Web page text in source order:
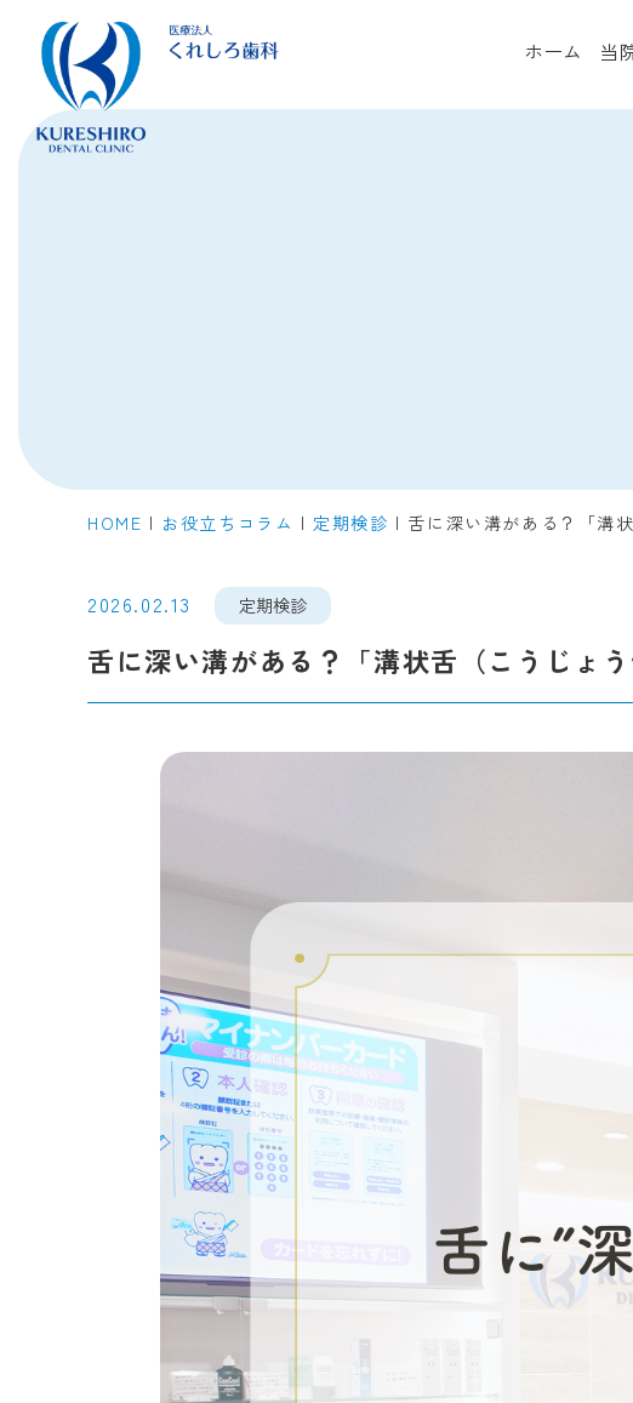
ホーム 当
入れ歯治療
HOME | お役立ちコラム | 定期検診 | 舌に深い溝がある？「溝
2026.02.13 定期検診
舌に深い溝がある？「溝状舌（こうじょ